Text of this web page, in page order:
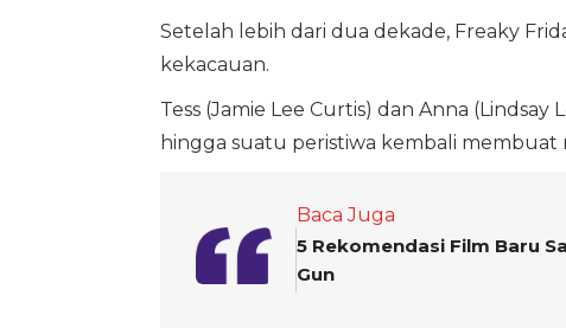
Setelah lebih dari dua dekade, Freaky
kekacauan.
Tess (Jamie Lee Curtis) dan Anna
hingga suatu peristiwa kembali
Baca Juga
5 Rekomendasi Film Baru
Gun